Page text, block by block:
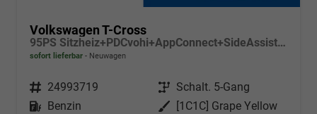
Volkswagen T-Cross
95PS Sitzheiz+PDCvohi+AppConnect+SideAssist+TravelAssist+ACC+Klima
sofort lieferbar Neuwagen
Fahrzeugnr. 24993719 Getriebe Schalt. 5-Gang
Kraftstoff
Benzin Außenfarbe
[1C1C] Grape Yellow